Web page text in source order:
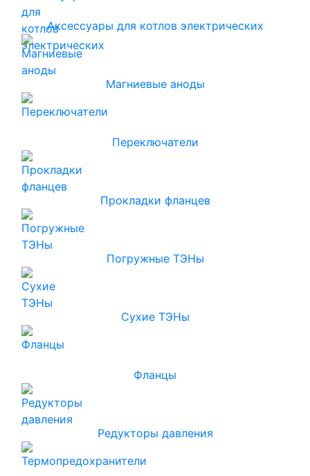
Аксессуары для котлов электрических
Магниевые аноды
Переключатели
Прокладки фланцев
Погружные ТЭНы
Сухие ТЭНы
Фланцы
Редукторы давления